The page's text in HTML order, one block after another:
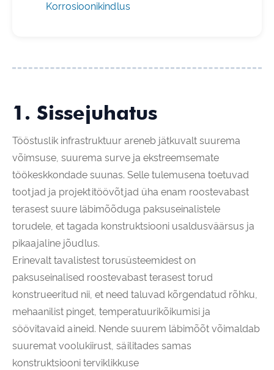
Korrosioonikindlus
1. Sissejuhatus
Tööstuslik infrastruktuur areneb jätkuvalt suurema
võimsuse, suurema surve ja ekstreemsemate
töökeskkondade suunas. Selle tulemusena toetuvad
tootjad ja projektitöövõtjad üha enam roostevabast
terasest suure läbimõõduga paksuseinalistele
torudele, et tagada konstruktsiooni usaldusväärsus ja
pikaajaline jõudlus.
Erinevalt tavalistest torusüsteemidest on
paksuseinalised roostevabast terasest torud
konstrueeritud nii, et need taluvad kõrgendatud rõhku,
mehaanilist pinget, temperatuurikõikumisi ja
söövitavaid aineid. Nende suurem läbimõõt võimaldab
suuremat voolukiirust, säilitades samas
konstruktsiooni terviklikkuse